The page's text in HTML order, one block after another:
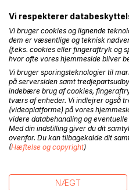
følgerne efter alkohol- og
erfaret, hvordan det at se
til at hele traumer, og
indre ro i naturen - fødder i
afslapning og meditation
jordens underlag.
Bogen kan bruges i mange
bidrager med konkrete
hvordan naturen kan være
er blandt andet eksempler
naturen kan gøre svære
"Grøn terapi", skriver
Vi respekterer
Vi bruger cookies og lignende
dem er væsentlige og teknisk
(f.eks. cookies eller fingeraftryk og
hvor ofte vores hjemmeside bliver
Vi bruger sporingsteknologier til
på serversiden samt
indebære brug af cookies,
tværs af enheder. Vi indlejrer også
(videoplatforme) på vores
videre databehandling og
Med din indstilling giver du dit
ovenfor. Du kan tilbagekalde dit
(Hæftelse og copyright)
NÆGT